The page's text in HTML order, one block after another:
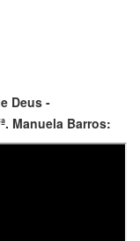
Deus -
Manuela Barros: